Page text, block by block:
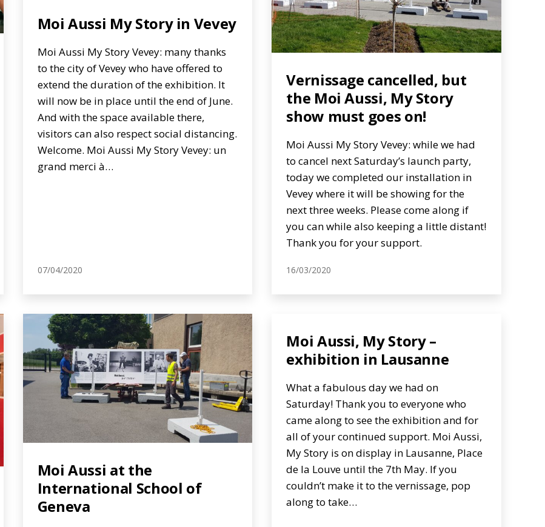
Moi Aussi My Story in Vevey
Moi Aussi My Story Vevey: many thanks
to the city of Vevey who have offered to
extend the duration of the exhibition. It
will now be in place until the end of June.
And with the space available there,
visitors can also respect social distancing.
Welcome. Moi Aussi My Story Vevey: un
grand merci à…
07/04/2020
Vernissage cancelled, but
the Moi Aussi, My Story
show must goes on!
Moi Aussi My Story Vevey: while we had
to cancel next Saturday’s launch party,
today we completed our installation in
Vevey where it will be showing for the
next three weeks. Please come along if
you can while also keeping a little distant!
Thank you for your support.
16/03/2020
Moi Aussi at the
International School of
Geneva
Moi Aussi, My Story –
exhibition in Lausanne
What a fabulous day we had on
Saturday! Thank you to everyone who
came along to see the exhibition and for
all of your continued support. Moi Aussi,
My Story is on display in Lausanne, Place
de la Louve until the 7th May. If you
couldn’t make it to the vernissage, pop
along to take…